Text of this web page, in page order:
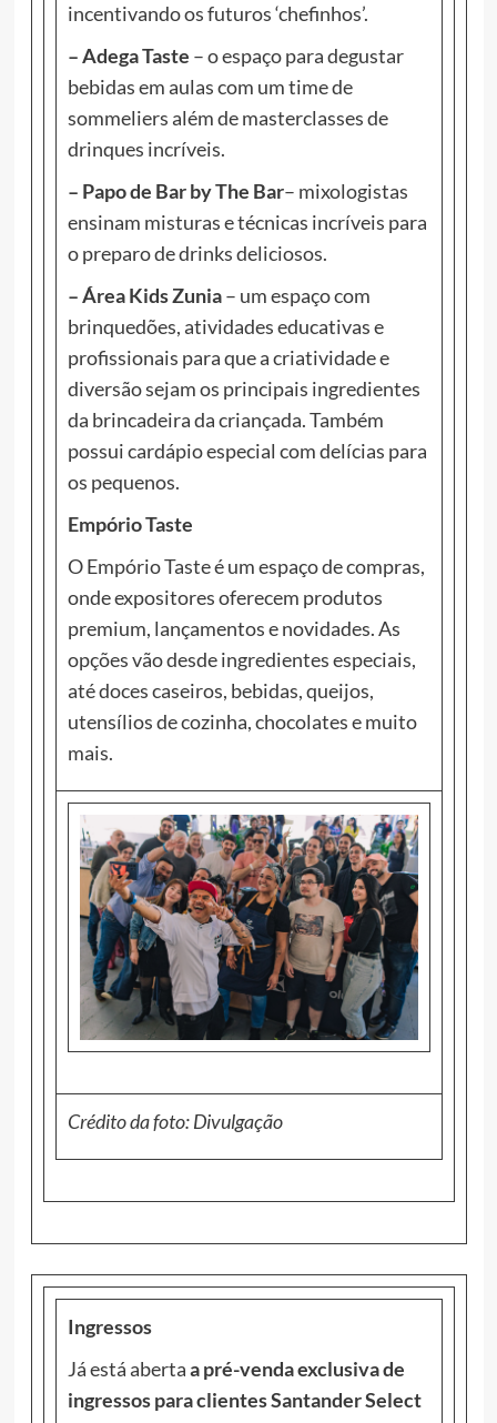
incentivando os futuros ‘chefinhos’.
– Adega Taste – o espaço para degustar
bebidas em aulas com um time de
sommeliers além de masterclasses de
drinques incríveis.
– Papo de Bar by The Bar– mixologistas
ensinam misturas e técnicas incríveis para
o preparo de drinks deliciosos.
– Área Kids Zunia– um espaço com
brinquedões, atividades educativas e
profissionais para que a criatividade e
diversão sejam os principais ingredientes
da brincadeira da criançada. Também
possui cardápio especial com delícias para
os pequenos.
Empório Taste
O Empório Taste é um espaço de compras,
onde expositores oferecem produtos
premium, lançamentos e novidades. As
opções vão desde ingredientes especiais,
até doces caseiros, bebidas, queijos,
utensílios de cozinha, chocolates e muito
mais.
Crédito da foto: Divulgação
Ingressos
Já está abertaa pré-venda exclusiva de
ingressos para clientes Santander Select